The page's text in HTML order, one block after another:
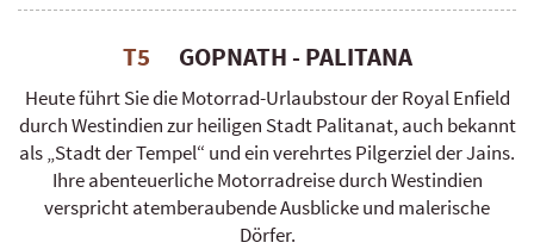
T5 GOPNATH - PALITANA
Heute führt Sie die Motorrad-Urlaubstour der Royal Enfield
durch Westindien zur heiligen Stadt Palitanat, auch bekannt
als „Stadt der Tempel“ und ein verehrtes Pilgerziel der Jains.
Ihre abenteuerliche Motorradreise durch Westindien
verspricht atemberaubende Ausblicke und malerische
Dörfer.